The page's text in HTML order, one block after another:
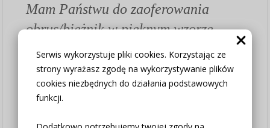
Serwis wykorzystuje pliki cookies. Korzystając ze
strony wyrażasz zgodę na wykorzystywanie plików
cookies niezbędnych do działania podstawowych
funkcji.
Mam Państwu do zaoferowania
obrus/bieżnikw pięknym wzorze.
Bardzo dekoracyjna tkanina i
koronka.
Jest wykonana z tkaniny wysokiej
jakości.